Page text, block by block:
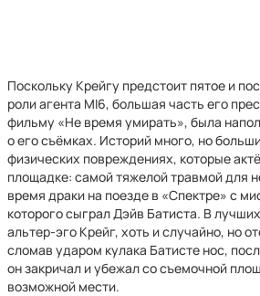
Поскольку Крейгу предстоит пятое и
роли агента MI6, большая часть его
фильму «Не время умирать», была
о его съёмках. Историй много, но
физических повреждениях, которые
площадке: самой тяжелой травмой для
время драки на поезде в «Спектре» с
которого сыграл Дэйв Батиста. В
альтер-эго Крейг, хоть и случайно, но
сломав ударом кулака Батисте нос,
он закричал и убежал со съемочной
возможной мести.